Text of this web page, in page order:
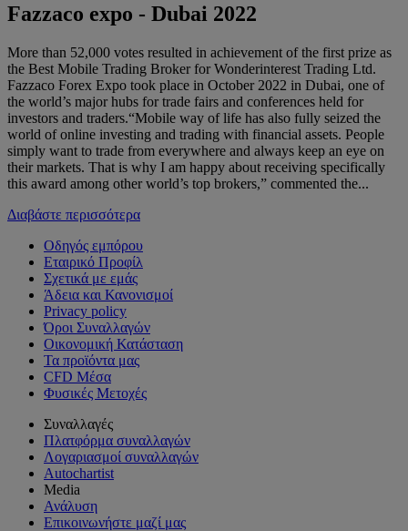
Fazzaco expo - Dubai 2022
More than 52,000 votes resulted in achievement of the first prize as
the Best Mobile Trading Broker for Wonderinterest Trading Ltd.
Fazzaco Forex Expo took place in October 2022 in Dubai, one of
the world’s major hubs for trade fairs and conferences held for
investors and traders.“Mobile way of life has also fully seized the
world of online investing and trading with financial assets. People
simply want to trade from everywhere and always keep an eye on
their markets. That is why I am happy about receiving specifically
this award among other world’s top brokers,” commented the...
Διαβάστε περισσότερα
Οδηγός εμπόρου
Εταιρικό Προφίλ
Σχετικά με εμάς
Άδεια και Κανονισμοί
Privacy policy
Όροι Συναλλαγών
Οικονομική Κατάσταση
Τα προϊόντα μας
CFD Μέσα
Φυσικές Μετοχές
Συναλλαγές
Πλατφόρμα συναλλαγών
Λογαριασμοί συναλλαγών
Autochartist
Media
Ανάλυση
Επικοινωνήστε μαζί μας